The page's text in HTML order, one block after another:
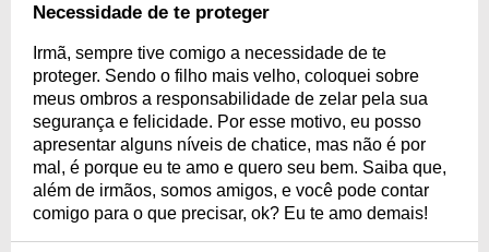
Necessidade de te proteger
Irmã, sempre tive comigo a necessidade de te
proteger. Sendo o filho mais velho, coloquei sobre
meus ombros a responsabilidade de zelar pela sua
segurança e felicidade. Por esse motivo, eu posso
apresentar alguns níveis de chatice, mas não é por
mal, é porque eu te amo e quero seu bem. Saiba que,
além de irmãos, somos amigos, e você pode contar
comigo para o que precisar, ok? Eu te amo demais!